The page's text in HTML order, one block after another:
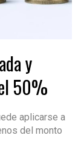
y
50%
aplicarse a
del monto